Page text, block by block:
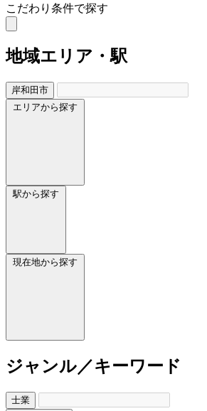
こだわり条件で探す
地域エリア・駅
岸和田市
エリアから探す
駅から探す
現在地から探す
ジャンル／キーワード
士業